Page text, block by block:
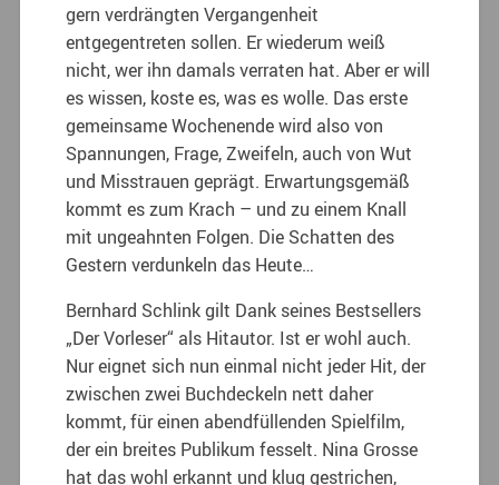
gern verdrängten Vergangenheit
entgegentreten sollen. Er wiederum weiß
nicht, wer ihn damals verraten hat. Aber er will
es wissen, koste es, was es wolle. Das erste
gemeinsame Wochenende wird also von
Spannungen, Frage, Zweifeln, auch von Wut
und Misstrauen geprägt. Erwartungsgemäß
kommt es zum Krach – und zu einem Knall
mit ungeahnten Folgen. Die Schatten des
Gestern verdunkeln das Heute…
Bernhard Schlink gilt Dank seines Bestsellers
„Der Vorleser“ als Hitautor. Ist er wohl auch.
Nur eignet sich nun einmal nicht jeder Hit, der
zwischen zwei Buchdeckeln nett daher
kommt, für einen abendfüllenden Spielfilm,
der ein breites Publikum fesselt. Nina Grosse
hat das wohl erkannt und klug gestrichen,